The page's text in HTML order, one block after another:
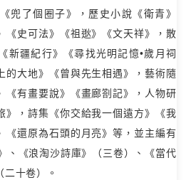
兜了個圈子》，歷史小說《衛青》
《史可法》《祖逖》《文天祥》，散
新疆紀行》《尋找光明記憶•歲月祠
的大地》《曾與先生相遇》，藝術隨
《有畫要說》《畫廊劄記》，人物研
》，詩集《你交給我一個遠方》《我
《還原為石頭的月亮》等，並主編有
、《浪淘沙詩庫》（三卷）、《當代
十卷）。